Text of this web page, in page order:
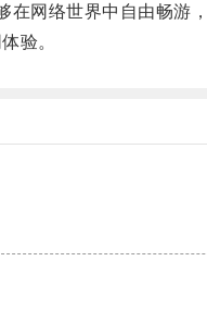
网络世界中自由畅游，
验。